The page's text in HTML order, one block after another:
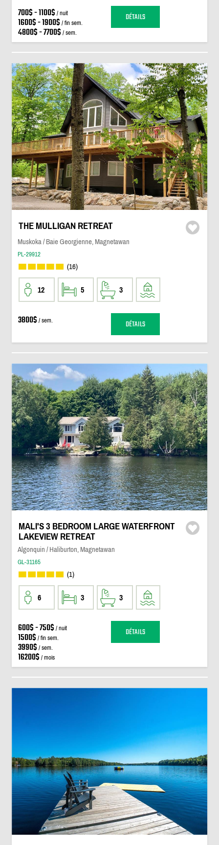
700$ - 1100$ / nuit
1600$ - 1900$ / fin sem.
4800$ - 7700$ / sem.
DÉTAILS
THE MULLIGAN RETREAT
Muskoka / Baie Georgienne, Magnetawan
PL-29912
(16)
12 5 3
3800$ / sem. DÉTAILS
MALI'S 3 BEDROOM LARGE WATERFRONT
LAKEVIEW RETREAT
Algonquin / Haliburton, Magnetawan
GL-31165
(1)
6 3 3
600$ - 750$ / nuit
1500$ / fin sem.
3990$ / sem.
16200$ / mois
DÉTAILS